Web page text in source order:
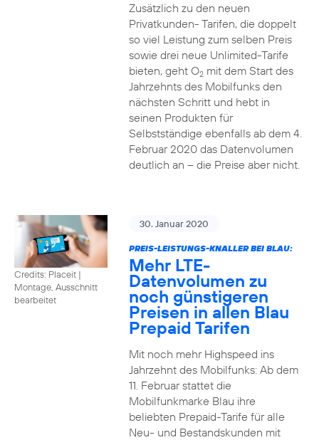
Zusätzlich zu den neuen
Privatkunden- Tarifen, die doppelt
so viel Leistung zum selben Preis
sowie drei neue Unlimited-Tarife
bieten, geht O2mit dem Start des
Jahrzehnts des Mobilfunks den
nächsten Schritt und hebt in
seinen Produkten für
Selbstständige ebenfalls ab dem 4.
Februar 2020 das Datenvolumen
deutlich an – die Preise aber nicht.
Credits: Placeit |
Montage, Ausschnitt
bearbeitet
30. Januar 2020
PREIS-LEISTUNGS-KNALLER BEI BLAU:
Mehr LTE-
Datenvolumen zu
noch günstigeren
Preisen in allen Blau
Prepaid Tarifen
Mit noch mehr Highspeed ins
Jahrzehnt des Mobilfunks: Ab dem
11. Februar stattet die
Mobilfunkmarke Blau ihre
beliebten Prepaid-Tarife für alle
Neu- und Bestandskunden mit